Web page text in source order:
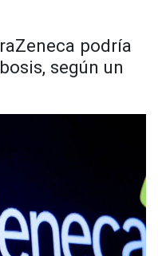
podría
según un